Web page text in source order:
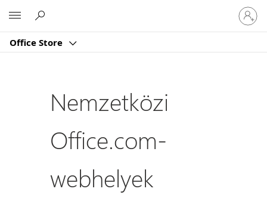
Office Store
be
a
Nemzetközi
Office.com-
webhelyek